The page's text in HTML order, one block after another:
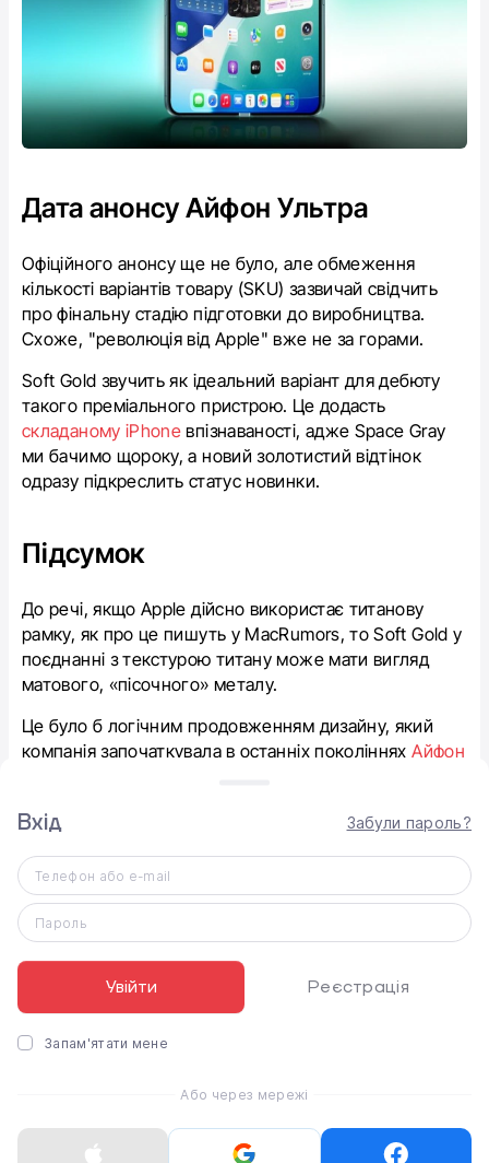
Дата анонсу Айфон Ультра
Офіційного анонсу ще не було, але обмеження
кількості варіантів товару (SKU) зазвичай свідчить
про фінальну стадію підготовки до виробництва.
Схоже, "революція від Apple" вже не за горами.
Soft Gold звучить як ідеальний варіант для дебюту
такого преміального пристрою. Це додасть
складаному iPhone впізнаваності, адже Space Gray
ми бачимо щороку, а новий золотистий відтінок
одразу підкреслить статус новинки.
Підсумок
До речі, якщо Apple дійсно використає титанову
рамку, як про це пишуть у MacRumors, то Soft Gold у
поєднанні з текстурою титану може мати вигляд
матового, «пісочного» металу.
Це було б логічним продовженням дизайну, який
компанія започаткувала в останніх поколінняхАйфон
Оцініть статтю
0
Авторизуйтесьщоб залишати коментарі
Вхід Забули пароль?
Телефон або e-mail
Пароль
Увійти Реєстрація
Запам'ятати мене
Або через мережі